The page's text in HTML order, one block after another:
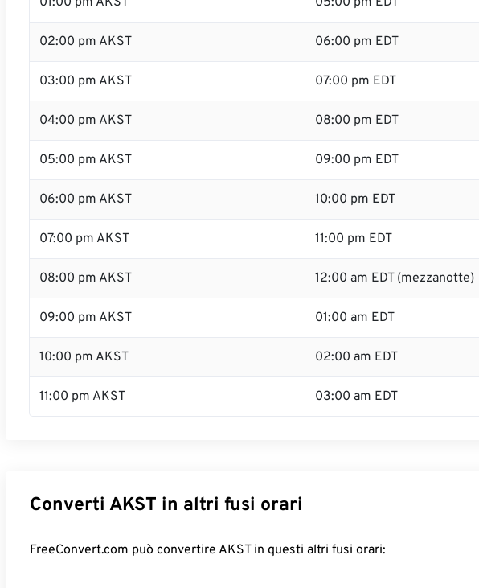
02:00 pm AKST 06:00 pm EDT
03:00 pm AKST 07:00 pm EDT
04:00 pm AKST 08:00 pm EDT
05:00 pm AKST 09:00 pm EDT
06:00 pm AKST 10:00 pm EDT
07:00 pm AKST 11:00 pm EDT
08:00 pm AKST 12:00 am EDT (mezzanotte)
09:00 pm AKST 01:00 am EDT
10:00 pm AKST 02:00 am EDT
11:00 pm AKST 03:00 am EDT
Converti AKST in altri fusi orari
FreeConvert.com può convertire AKST in questi altri fusi orari: